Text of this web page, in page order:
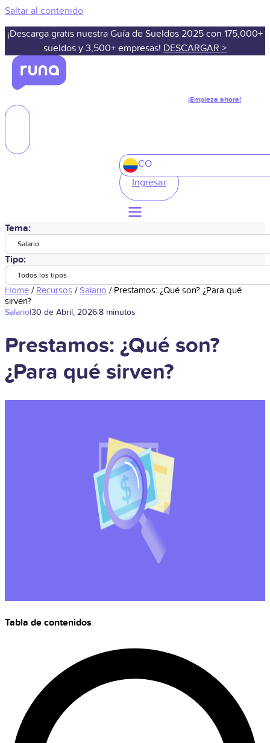
Saltar al contenido
¡Descarga gratis nuestra Guía de Sueldos 2025 con 175,000+
sueldos y 3,500+ empresas! DESCARGAR >
¡Empieza ahora!
CO
Ingresar
Tema:
Salario
Tipo:
Todos los tipos
Home / Recursos /Salario / Prestamos: ¿Qué son? ¿Para qué
sirven?
Salario|30 de Abril, 2026|8 minutos
Prestamos: ¿Qué son?
¿Para qué sirven?
Tabla de contenidos